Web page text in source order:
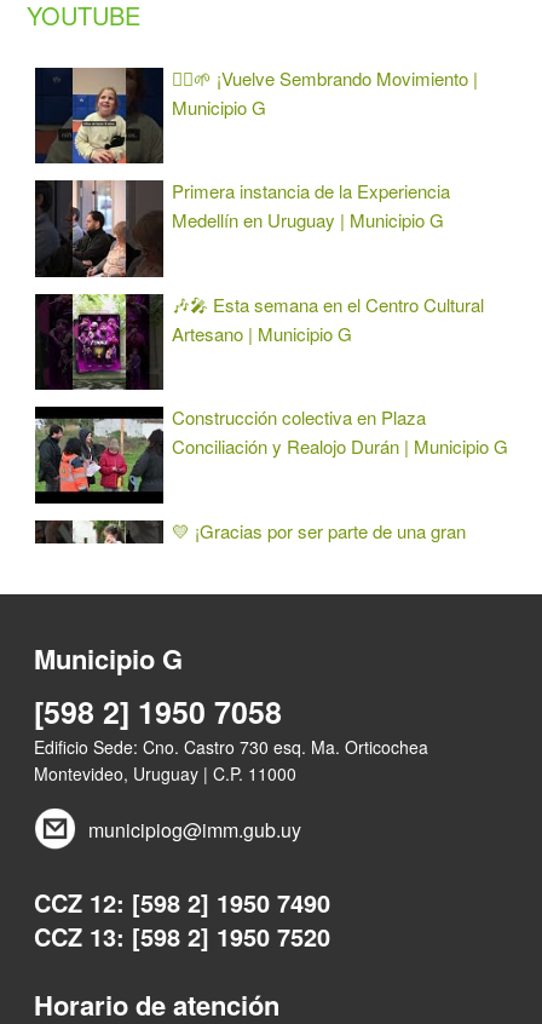
YOUTUBE
🏃‍♀️🌱 ¡Vuelve Sembrando Movimiento |
Municipio G
Primera instancia de la Experiencia
Medellín en Uruguay | Municipio G
🎶🎤 Esta semana en el Centro Cultural
Artesano | Municipio G
Construcción colectiva en Plaza
Conciliación y Realojo Durán | Municipio G
💛 ¡Gracias por ser parte de una gran
G
Presentación del Fondo Patrimonio en los
Barrios en el Centro Cívico Metropolitano
Enrique Erro
💡 Trabajos de alumbrado Mayo - Junio |
Municipio G
barrio Nuevo París
Artesano
Municipio G
[598 2] 1950 7058
Edificio Sede: Cno. Castro 730 esq. Ma. Orticochea
Montevideo, Uruguay | C.P. 11000
municipiog@imm.gub.uy
CCZ 12: [598 2] 1950 7490
CCZ 13: [598 2] 1950 7520
Horario de atención